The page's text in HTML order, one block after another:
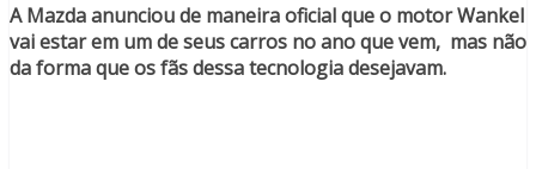
A Mazda anunciou de maneira oficial que o motor Wankel
vai estar em um de seus carros no ano que vem, mas não
da forma que os fãs dessa tecnologia desejavam.